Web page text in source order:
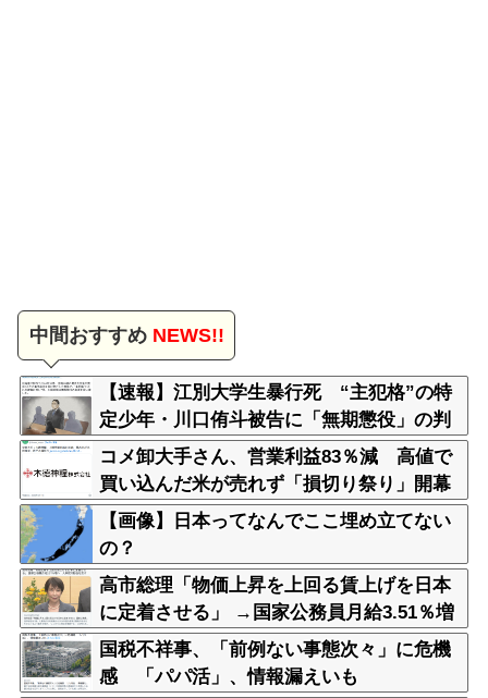
中間おすすめNEWS!!
【速報】江別大学生暴行死 “主犯格”の特
定少年・川口侑斗被告に「無期懲役」の判
決 当時17歳少年に「懲役30年」の判決
コメ卸大手さん、営業利益83％減 高値で
買い込んだ米が売れず「損切り祭り」開幕
へ【画像】日本ってなんでここ埋め立てない
の？
高市総理「物価上昇を上回る賃上げを日本
に定着させる」 →国家公務員月給3.51％増
へ 人事院の勧告を受け
国税不祥事、「前例ない事態次々」に危機
感 「パパ活」、情報漏えいも